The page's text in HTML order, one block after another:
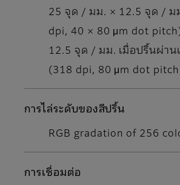
25 จุด / มม. × 12.5 จุด /
dpi, 40 × 80 μm dot
12.5 จุด / มม. เมื่อปริ้นผ่า
(318 dpi, 80 μm dot
การไล่ระดับของสีปริ้น
RGB gradation of 256
การเชื่อมต่อ